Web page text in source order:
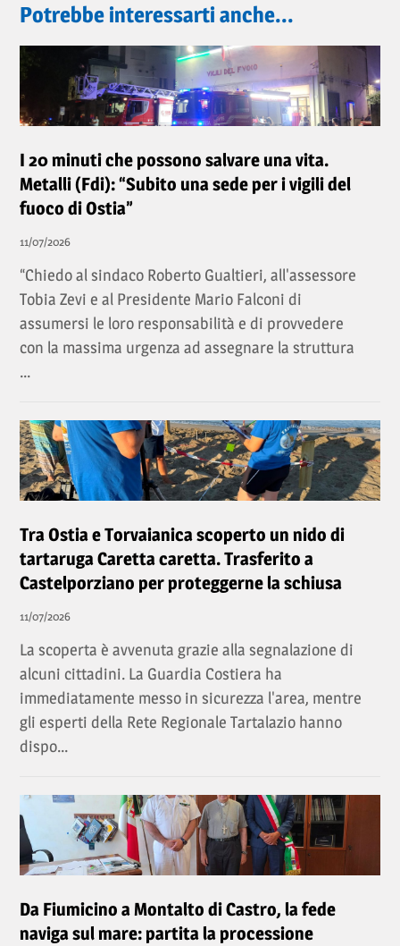
Potrebbe interessarti anche...
I 20 minuti che possono salvare una vita.
Metalli (Fdi): “Subito una sede per i vigili del
fuoco di Ostia”
11/07/2026
“Chiedo al sindaco Roberto Gualtieri, all'assessore
Tobia Zevi e al Presidente Mario Falconi di
assumersi le loro responsabilità e di provvedere
con la massima urgenza ad assegnare la struttura
...
Tra Ostia e Torvaianica scoperto un nido di
tartaruga Caretta caretta. Trasferito a
Castelporziano per proteggerne la schiusa
11/07/2026
La scoperta è avvenuta grazie alla segnalazione di
alcuni cittadini. La Guardia Costiera ha
immediatamente messo in sicurezza l'area, mentre
gli esperti della Rete Regionale Tartalazio hanno
dispo...
Da Fiumicino a Montalto di Castro, la fede
naviga sul mare: partita la processione